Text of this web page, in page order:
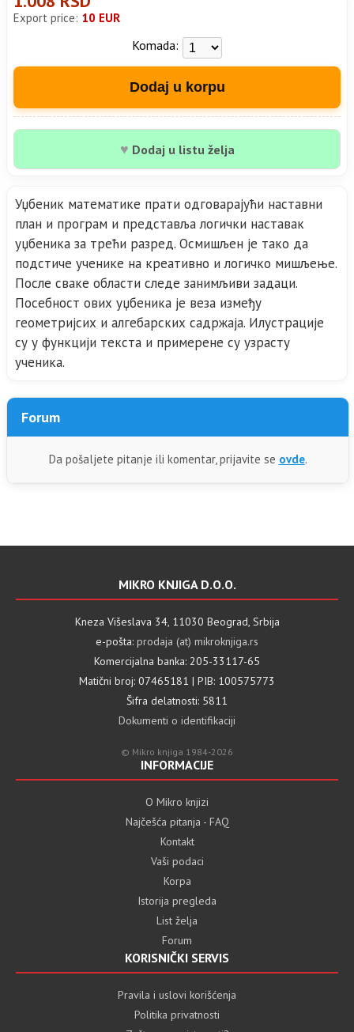
Export price: 10 EUR
Komada:
Dodaj u korpu
♥ Dodaj u listu želja
Уџбеник математике прати одговарајући наставни
план и програм и представља логички наставак
уџбеника за трећи разред. Осмишљен је тако да
подстиче ученике на креативно и логичко мишљење.
После сваке области следе занимљиви задаци.
Посебност ових уџбеника је веза између
геометријсих и алгебарских садржаја. Илустрације
су у функцији текста и примерене су узрасту
ученика.
Forum
Da pošaljete pitanje ili komentar, prijavite se ovde.
MIKRO KNJIGA D.O.O.
Kneza Višeslava 34, 11030 Beograd, Srbija
e-pošta: prodaja (at) mikroknjiga.rs
Komercijalna banka: 205-33117-65
Matični broj: 07465181 | PIB: 100575773
Šifra delatnosti: 5811
Dokumenti o identifikaciji
© Mikro knjiga 1984-2026
INFORMACIJE
O Mikro knjizi
Najčešća pitanja - FAQ
Kontakt
Vaši podaci
Korpa
Istorija pregleda
List želja
Forum
KORISNIČKI SERVIS
Pravila i uslovi korišćenja
Politika privatnosti